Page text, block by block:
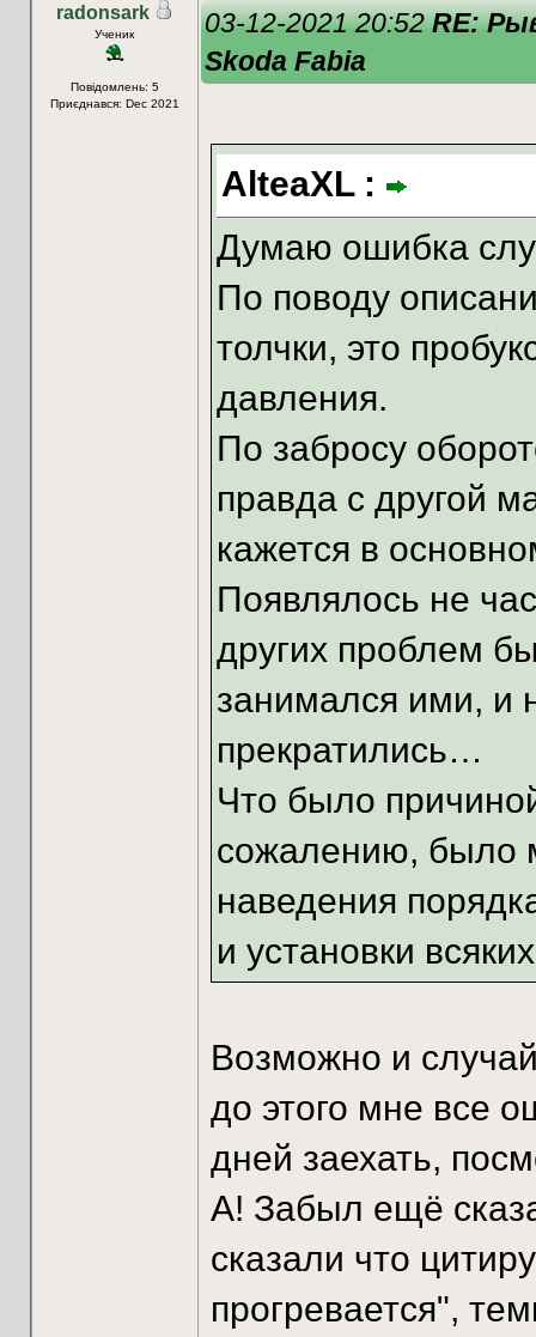
radonsark
Ученик
Повідомлень: 5
Приєднався: Dec 2021
03-12-2021 20:52RE:
Skoda Fabia
AlteaXL :
Думаю ошибка
По поводу
толчки, это
давления.
По забросу
правда с другой
кажется в
Появлялось не
других проблем
занимался ими, и
прекратились…
Что было
сожалению, было
наведения
и установки
Возможно и
до этого мне все
дней заехать,
А! Забыл ещё
сказали что
прогревается",